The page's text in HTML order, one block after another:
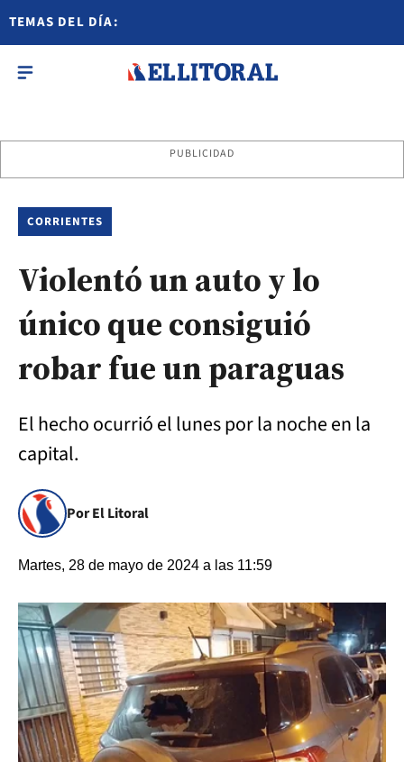
TEMAS DEL DÍA:
PUBLICIDAD
CORRIENTES
Violentó un auto y lo
único que consiguió
robar fue un paraguas
El hecho ocurrió el lunes por la noche en la
capital.
Por El Litoral
Martes, 28 de mayo de 2024 a las 11:59